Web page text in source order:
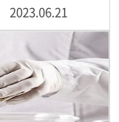
2023.06.21